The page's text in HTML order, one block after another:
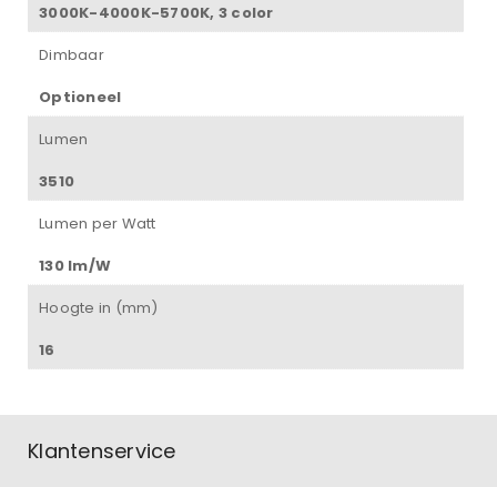
3000K-4000K-5700K, 3 color
Dimbaar
Optioneel
Lumen
3510
Lumen per Watt
130 lm/W
Hoogte in (mm)
16
Klantenservice